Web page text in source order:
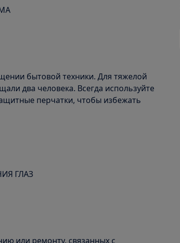
бытовой техники. Для тяжелой
два человека. Всегда используйте
перчатки, чтобы избежать
ГЛАЗ
или ремонту, связанных с